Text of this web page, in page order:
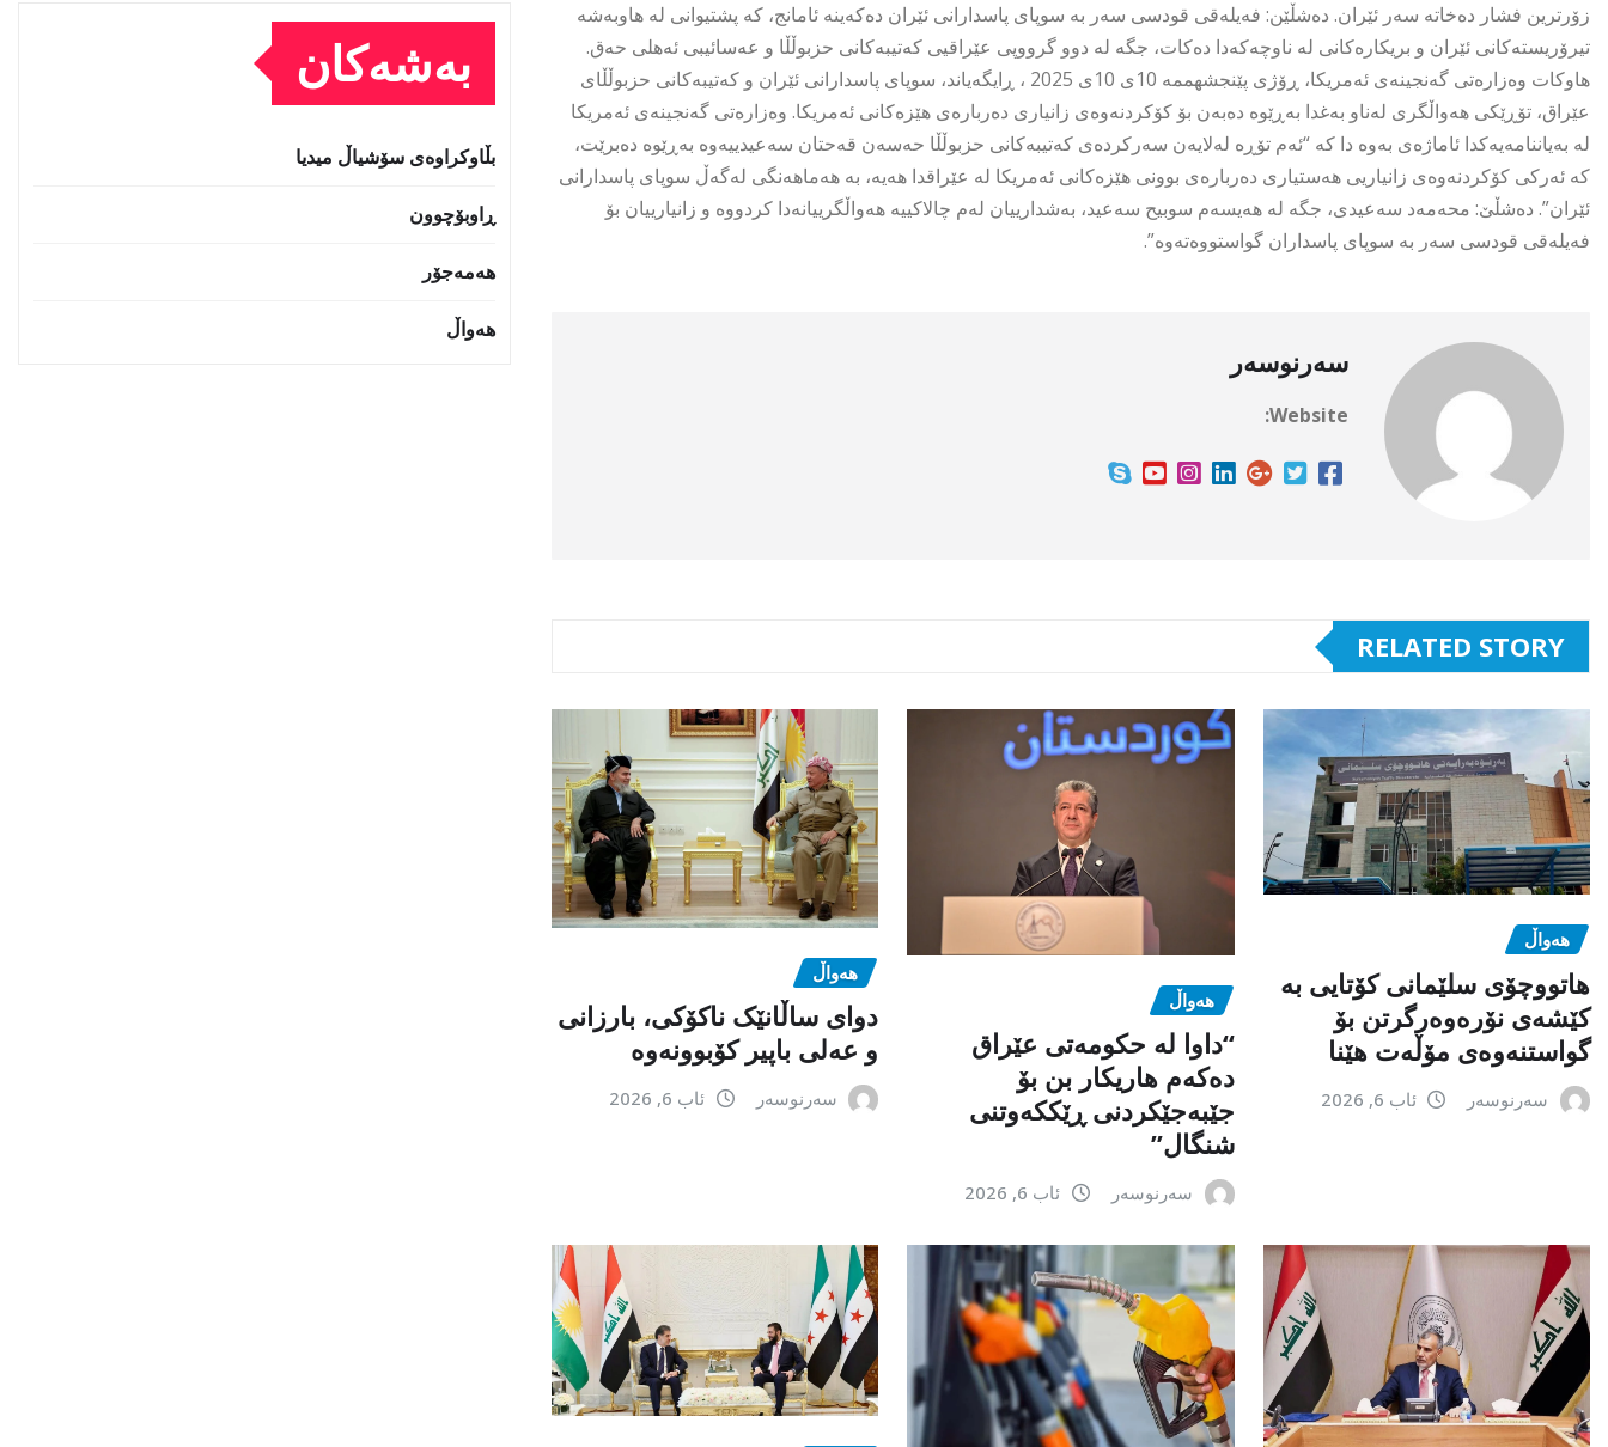
زۆرترین فشار دەخاتە سەر ئێران. دەشڵێن: فەیلەقی قودسی سەر بە سوپای پاسدارانی ئێران دەکەینە ئامانج، کە پشتیوانی لە هاوبەشە
تیرۆریستەکانی ئێران و بریکارەکانی لە ناوچەکەدا دەکات، جگە لە دوو گرووپی عێراقیی کەتیبەکانی حزبوڵڵا و عەسائیبی ئەهلی حەق.
هاوكات وەزارەتی گەنجینەی ئەمریکا، ڕۆژی پێنجشهممه 10ى 10ى 2025 ، ڕایگەیاند، سوپای پاسدارانی ئێران و کەتیبەکانی حزبوڵڵای
عێراق، تۆڕێکی هەواڵگری لەناو بەغدا بەڕێوە دەبەن بۆ کۆکردنەوەی زانیاری دەربارەی هێزەکانی ئەمریکا. وەزارەتی گەنجینەی ئەمریکا
لە بەیاننامەیەکدا ئاماژەی بەوە دا کە “ئەم تۆڕە لەلایەن سەرکردەی کەتیبەکانی حزبوڵڵا حەسەن قەحتان سەعیدییەوە بەڕێوە دەبرێت،
کە ئەرکی کۆکردنەوەی زانیاریی هەستیاری دەربارەی بوونی هێزەکانی ئەمریکا لە عێراقدا هەیە، بە هەماهەنگی لەگەڵ سوپای پاسدارانی
ئێران”. دەشڵێ: محەمەد سەعیدی، جگە لە هەیسەم سوبیح سەعید، بەشدارییان لەم چالاکییە هەواڵگرییانەدا کردووە و زانیارییان بۆ
فەیلەقی قودسی سەر بە سوپای پاسداران گواستووەتەوە”.
سەرنوسەر
Website:
RELATED STORY
هەواڵ
هاتووچۆی سلێمانی کۆتایی بە
کێشەی نۆرەوەرگرتن بۆ
گواستنەوەی مۆڵەت هێنا
سەرنوسەر ئاب 6, 2026
هەواڵ
“داوا لە حكومەتی عێراق
دەكەم هاریكار بن بۆ
جێبەجێكردنی ڕێككەوتنی
شنگال”
سەرنوسەر ئاب 6, 2026
هەواڵ
دوای ساڵانێک ناکۆکی، بارزانی
و عەلی باپیر کۆبوونەوە
سەرنوسەر ئاب 6, 2026
بەشەکان
بڵاوکراوەی سۆشیاڵ میدیا
ڕاوبۆچوون
هەمەجۆر
هەواڵ